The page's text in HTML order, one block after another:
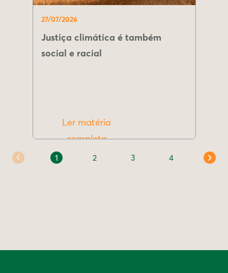
27/07/2026
Justiça climática é também
social e racial
Ler matéria
completa
1 2 3 4